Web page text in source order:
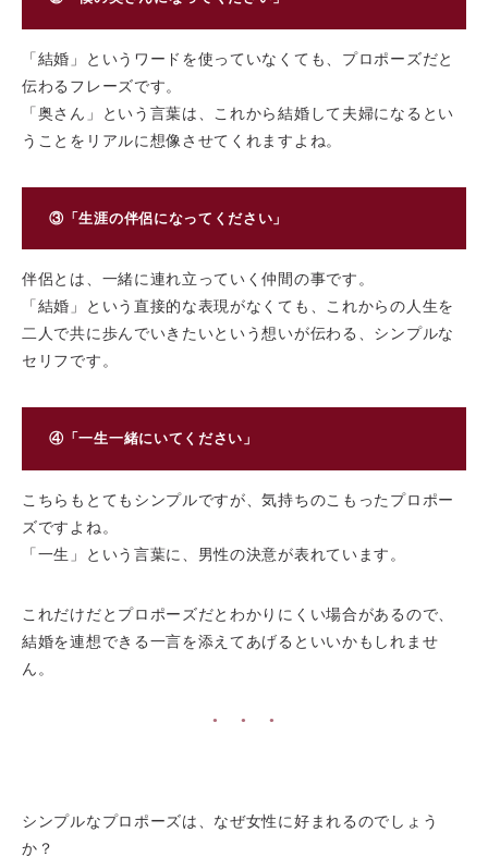
「結婚」というワードを使っていなくても、プロポーズだと
伝わるフレーズです。
「奥さん」という言葉は、これから結婚して夫婦になるとい
うことをリアルに想像させてくれますよね。
③「生涯の伴侶になってください」
伴侶とは、一緒に連れ立っていく仲間の事です。
「結婚」という直接的な表現がなくても、これからの人生を
二人で共に歩んでいきたいという想いが伝わる、シンプルな
セリフです。
④「一生一緒にいてください」
こちらもとてもシンプルですが、気持ちのこもったプロポー
ズですよね。
「一生」という言葉に、男性の決意が表れています。
これだけだとプロポーズだとわかりにくい場合があるので、
結婚を連想できる一言を添えてあげるといいかもしれませ
ん。
● ● ●
シンプルなプロポーズは、なぜ⼥性に好まれるのでしょう
か？